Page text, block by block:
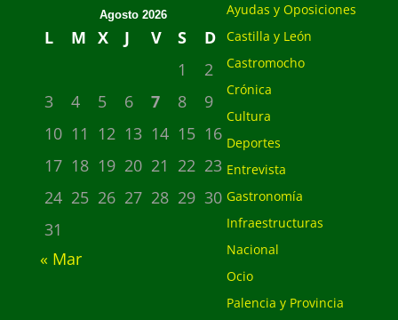
Agosto 2026
L M X J V S
D
1
2
3
4 5 6 7 8
9
10 11 12 13 14 15 16
17 18 19 20 21 22 23
24 25 26 27 28 29 30
31
« Mar
Ayudas y Oposiciones
Castilla y León
Castromocho
Crónica
Cultura
Deportes
Entrevista
Gastronomía
Infraestructuras
Nacional
Ocio
Palencia y Provincia